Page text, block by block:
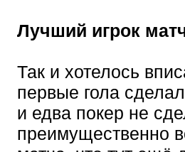
Лучший игрок
Так и хотелось
первые гола
и едва покер не
преимущественно